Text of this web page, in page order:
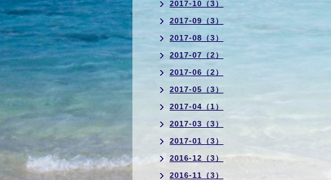
2017-10（3）
2017-09（3）
2017-08（3）
2017-07（2）
2017-06（2）
2017-05（3）
2017-04（1）
2017-03（3）
2017-01（3）
2016-12（3）
2016-11（3）